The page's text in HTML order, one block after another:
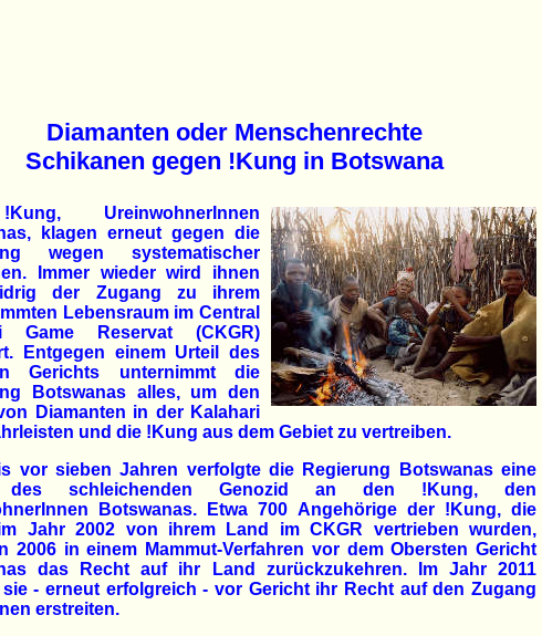
Diamanten oder Menschenrechte
Schikanen gegen !Kung in Botswana
UreinwohnerInnen
klagen erneut gegen die
wegen systematischer
Immer wieder wird ihnen
der Zugang zu ihrem
Lebensraum im Central
Game Reservat (CKGR)
Entgegen einem Urteil des
Gerichts unternimmt die
Botswanas alles, um den
Diamanten in der Kalahari
und die !Kung aus dem Gebiet zu vertreiben.
vor sieben Jahren verfolgte die Regierung Botswanas eine
des schleichenden Genozid an den !Kung, den
Botswanas. Etwa 700 Angehörige der !Kung, die
Jahr 2002 von ihrem Land im CKGR vertrieben wurden,
2006 in einem Mammut-Verfahren vor dem Obersten Gericht
das Recht auf ihr Land zurückzukehren. Im Jahr 2011
- erneut erfolgreich - vor Gericht ihr Recht auf den Zugang
erstreiten.